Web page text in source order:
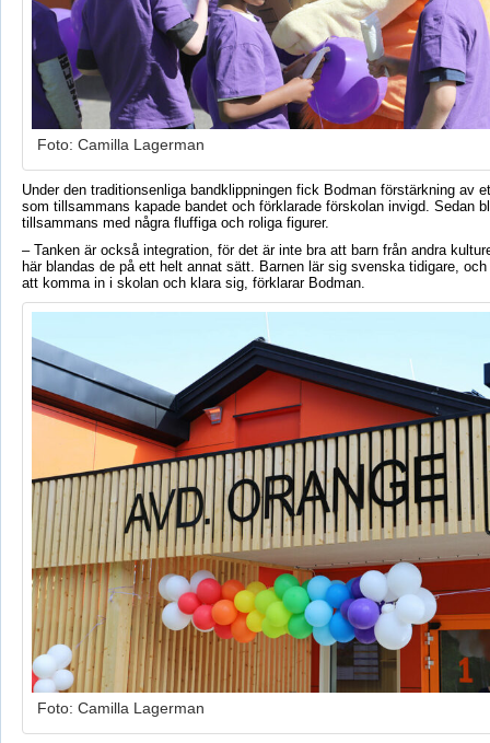
Foto: Camilla Lagerman
Under den traditionsenliga bandklippningen fick Bodman förstärkning av
som tillsammans kapade bandet och förklarade förskolan invigd. Sedan
tillsammans med några fluffiga och roliga figurer.
– Tanken är också integration, för det är inte bra att barn från andra
här blandas de på ett helt annat sätt. Barnen lär sig svenska tidigare,
att komma in i skolan och klara sig, förklarar Bodman.
Foto: Camilla Lagerman